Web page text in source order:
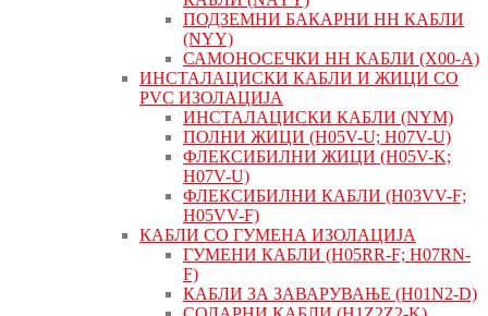
ПОДЗЕМНИ БАКАРНИ НН КАБЛИ
(NYY)
САМОНОСЕЧКИ НН КАБЛИ (X00-A)
ИНСТАЛАЦИСКИ КАБЛИ И ЖИЦИ СО
PVC ИЗОЛАЦИЈА
ИНСТАЛАЦИСКИ КАБЛИ (NYM)
ПОЛНИ ЖИЦИ (H05V-U; H07V-U)
ФЛЕКСИБИЛНИ ЖИЦИ (H05V-K;
H07V-U)
ФЛЕКСИБИЛНИ КАБЛИ (H03VV-F;
H05VV-F)
КАБЛИ СО ГУМЕНА ИЗОЛАЦИЈА
ГУМЕНИ КАБЛИ (H05RR-F; H07RN-
F)
КАБЛИ ЗА ЗАВАРУВАЊЕ (H01N2-D)